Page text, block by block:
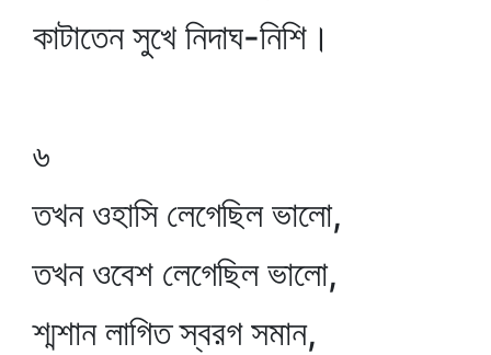
কাটাতেন সুখে নিদাঘ-নিশি।
৬
তখন ওহাসি লেগেছিল ভালো,
তখন ওবেশ লেগেছিল ভালো,
শ্মশান লাগিত স্বরগ সমান,